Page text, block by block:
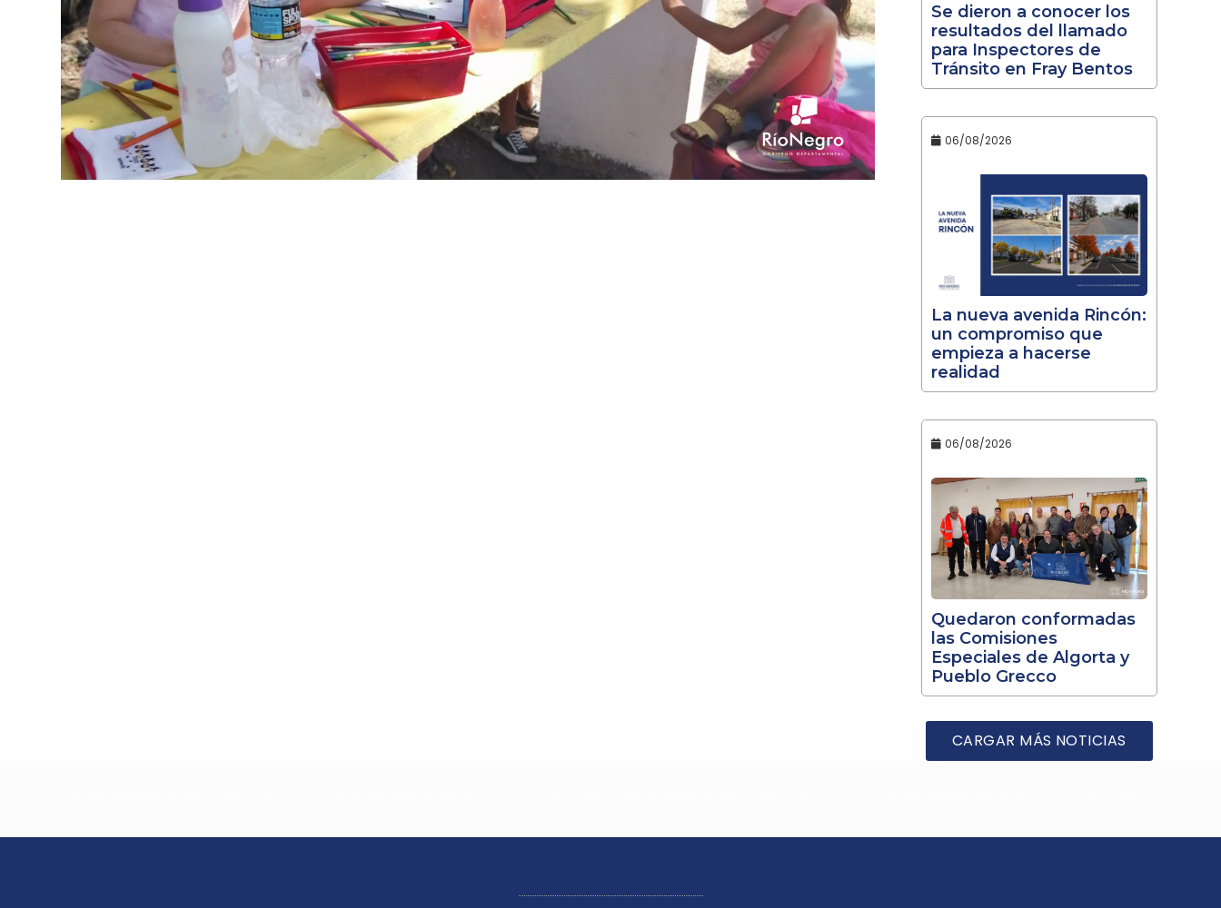
Se dieron a conocer los
resultados del llamado
para Inspectores de
Tránsito en Fray Bentos
06/08/2026
La nueva avenida Rincón:
un compromiso que
empieza a hacerse
realidad
06/08/2026
Quedaron conformadas
las Comisiones
Especiales de Algorta y
Pueblo Grecco
CARGAR MÁS NOTICIAS